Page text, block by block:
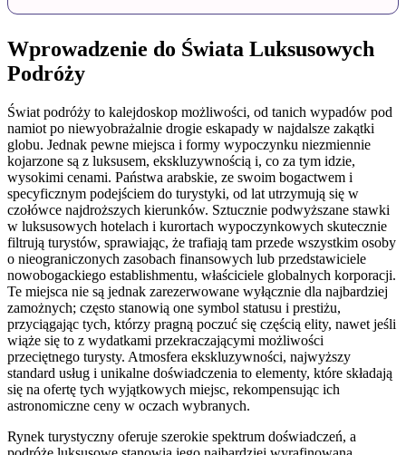
Wprowadzenie do Świata Luksusowych
Podróży
Świat podróży to kalejdoskop możliwości, od tanich wypadów pod
namiot po niewyobrażalnie drogie eskapady w najdalsze zakątki
globu. Jednak pewne miejsca i formy wypoczynku niezmiennie
kojarzone są z luksusem, ekskluzywnością i, co za tym idzie,
wysokimi cenami. Państwa arabskie, ze swoim bogactwem i
specyficznym podejściem do turystyki, od lat utrzymują się w
czołówce najdroższych kierunków. Sztucznie podwyższane stawki
w luksusowych hotelach i kurortach wypoczynkowych skutecznie
filtrują turystów, sprawiając, że trafiają tam przede wszystkim osoby
o nieograniczonych zasobach finansowych lub przedstawiciele
nowobogackiego establishmentu, właściciele globalnych korporacji.
Te miejsca nie są jednak zarezerwowane wyłącznie dla najbardziej
zamożnych; często stanowią one symbol statusu i prestiżu,
przyciągając tych, którzy pragną poczuć się częścią elity, nawet jeśli
wiąże się to z wydatkami przekraczającymi możliwości
przeciętnego turysty. Atmosfera ekskluzywności, najwyższy
standard usług i unikalne doświadczenia to elementy, które składają
się na ofertę tych wyjątkowych miejsc, rekompensując ich
astronomiczne ceny w oczach wybranych.
Rynek turystyczny oferuje szerokie spektrum doświadczeń, a